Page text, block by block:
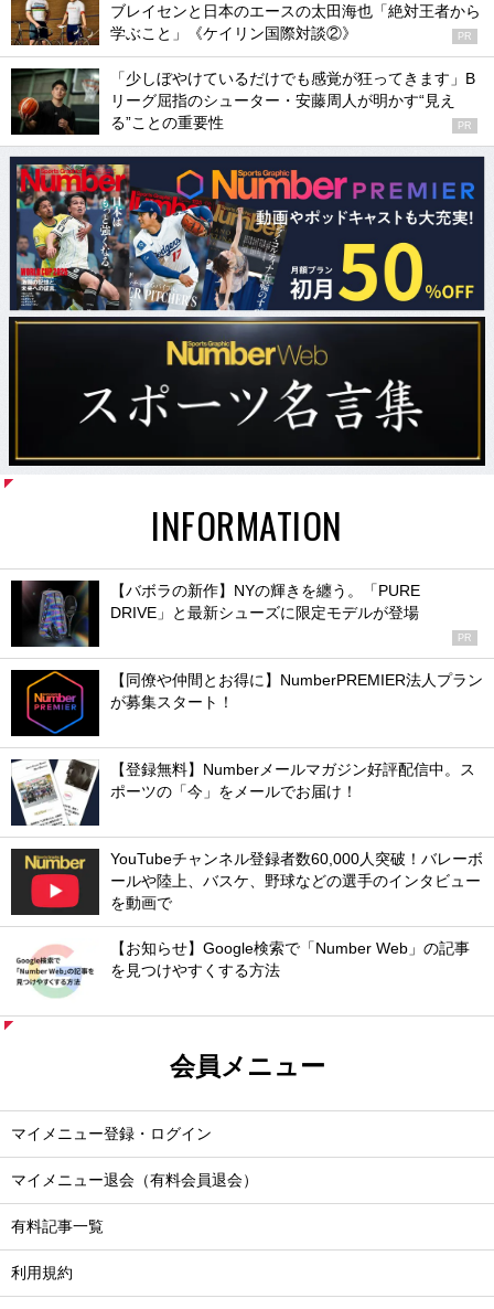
ブレイセンと日本のエースの太田海也「絶対王者から
学ぶこと」《ケイリン国際対談②》
PR
「少しぼやけているだけでも感覚が狂ってきます」B
リーグ屈指のシューター・安藤周人が明かす“見え
る”ことの重要性
PR
INFORMATION
【バボラの新作】NYの輝きを纏う。「PURE
DRIVE」と最新シューズに限定モデルが登場
PR
【同僚や仲間とお得に】NumberPREMIER法人プラン
が募集スタート！
【登録無料】Numberメールマガジン好評配信中。ス
ポーツの「今」をメールでお届け！
YouTubeチャンネル登録者数60,000人突破！バレーボ
ールや陸上、バスケ、野球などの選手のインタビュー
を動画で
【お知らせ】Google検索で「Number Web」の記事
を見つけやすくする方法
会員メニュー
マイメニュー登録・ログイン
マイメニュー退会（有料会員退会）
有料記事一覧
利用規約